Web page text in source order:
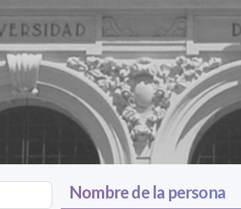
Nombre de la persona